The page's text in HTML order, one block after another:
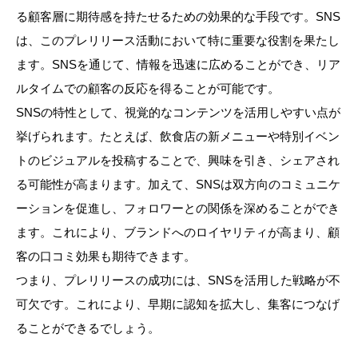
る顧客層に期待感を持たせるための効果的な手段です。SNS
は、このプレリリース活動において特に重要な役割を果たし
ます。SNSを通じて、情報を迅速に広めることができ、リア
ルタイムでの顧客の反応を得ることが可能です。
SNSの特性として、視覚的なコンテンツを活用しやすい点が
挙げられます。たとえば、飲食店の新メニューや特別イベン
トのビジュアルを投稿することで、興味を引き、シェアされ
る可能性が高まります。加えて、SNSは双方向のコミュニケ
ーションを促進し、フォロワーとの関係を深めることができ
ます。これにより、ブランドへのロイヤリティが高まり、顧
客の口コミ効果も期待できます。
つまり、プレリリースの成功には、SNSを活用した戦略が不
可欠です。これにより、早期に認知を拡大し、集客につなげ
ることができるでしょう。